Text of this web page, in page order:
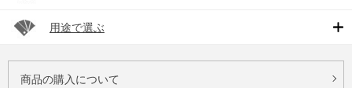
用途で選ぶ
商品の購入について